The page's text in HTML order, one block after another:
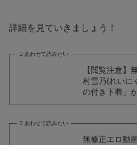
詳細を見ていきましょう！
あわせて読みたい
【閲覧注意】
村雪乃(れいに
の付き下着」
あわせて読みたい
無修正エロ動